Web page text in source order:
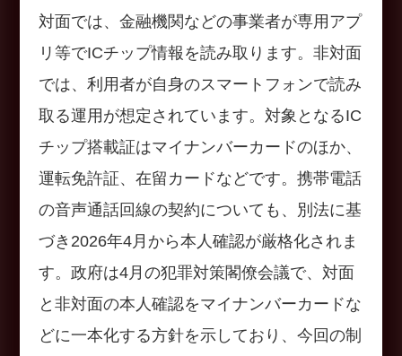
対面では、金融機関などの事業者が専用アプ
リ等でICチップ情報を読み取ります。非対面
では、利用者が自身のスマートフォンで読み
取る運用が想定されています。対象となるIC
チップ搭載証はマイナンバーカードのほか、
運転免許証、在留カードなどです。携帯電話
の音声通話回線の契約についても、別法に基
づき2026年4月から本人確認が厳格化されま
す。政府は4月の犯罪対策閣僚会議で、対面
と非対面の本人確認をマイナンバーカードな
どに一本化する方針を示しており、今回の制